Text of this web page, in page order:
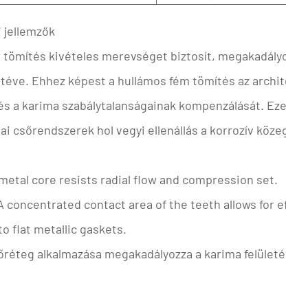
jellemzők
tömítés kivételes merevséget biztosít,
Ehhez képest a hullámos fém tömítés az
a karima szabálytalanságainak kompenzálását.
csőrendszerek hol vegyi ellenállás a korrozív
core resists radial flow and compression set.
concentrated contact area of the teeth allows for
flat metallic gaskets.
alkalmazása megakadályozza a karima